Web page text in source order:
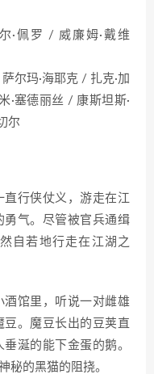
罗 / 威廉姆·戴维
玛·海耶克 / 扎克·加
·塞德丽丝 / 康斯坦斯·
尔
行侠仗义，游走在江
气。尽管被官兵通缉
自若地行走在江湖之
馆里，听说一对雌雄
。魔豆长出的豆荚直
涎的能下金蛋的鹅。
秘的黑猫的阻挠。